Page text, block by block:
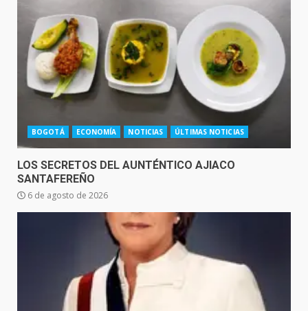
BOGOTÁ ECONOMÍA NOTICIAS ÚLTIMAS NOTICIAS
LOS SECRETOS DEL AUNTÉNTICO AJIACO
SANTAFEREÑO
6 de agosto de 2026